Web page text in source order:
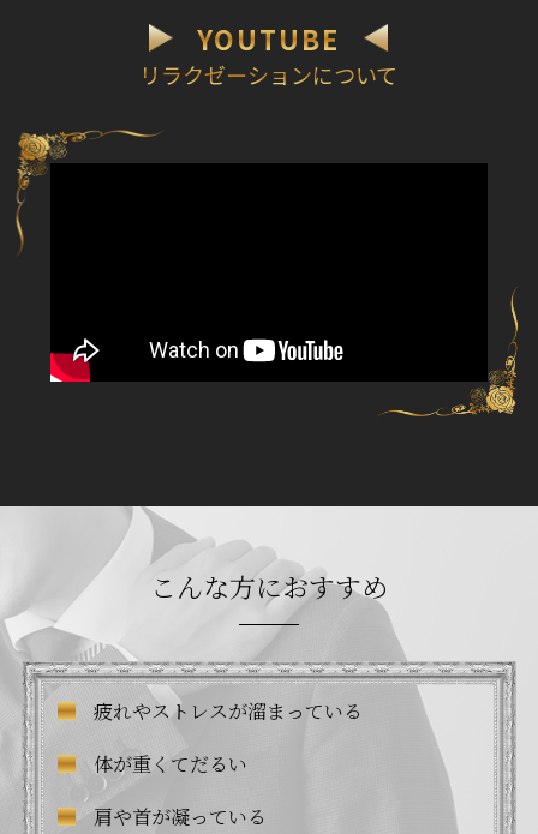
YOUTUBE
リラクゼーションについて
こんな方におすすめ
疲れやストレスが溜まっている
体が重くてだるい
肩や首が凝っている